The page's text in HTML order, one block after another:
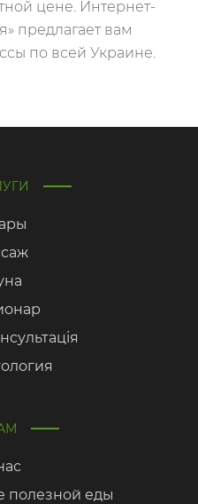
цене. Интернет-
предлагает вам
по всей Украине.
полезной еды